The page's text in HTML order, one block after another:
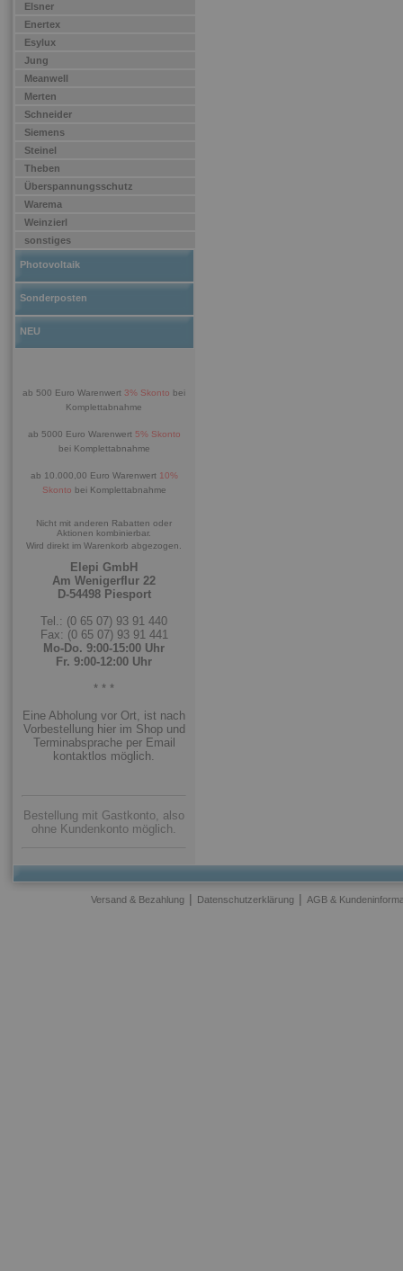
Elsner
Enertex
Esylux
Jung
Meanwell
Merten
Schneider
Siemens
Steinel
Theben
Überspannungsschutz
Warema
Weinzierl
sonstiges
Photovoltaik
Sonderposten
NEU
ab 500 Euro Warenwert 3% Skonto bei
Komplettabnahme
ab 5000 Euro Warenwert 5% Skonto
bei Komplettabnahme
ab 10.000,00 Euro Warenwert 10%
Skonto bei Komplettabnahme
Nicht mit anderen Rabatten oder
Aktionen kombinierbar.
Wird direkt im Warenkorb abgezogen.
Elepi GmbH
Am Wenigerflur 22
D-54498 Piesport
Tel.: (0 65 07) 93 91 440
Fax: (0 65 07) 93 91 441
Mo-Do. 9:00-15:00 Uhr
Fr. 9:00-12:00 Uhr
* * *
Eine Abholung vor Ort, ist nach
Vorbestellung hier im Shop und
Terminabsprache per Email
kontaktlos möglich.
Bestellung mit Gastkonto, also
ohne Kundenkonto möglich.
Versand & Bezahlung | Datenschutzerklärung | AGB &